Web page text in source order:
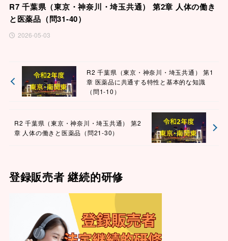
R7 千葉県（東京・神奈川・埼玉共通） 第2章 人体の働き
と医薬品（問31-40）
2026-05-03
R2 千葉県（東京・神奈川・埼玉共通） 第1
章 医薬品に共通する特性と基本的な知識
（問1-10）
R2 千葉県（東京・神奈川・埼玉共通） 第2
章 人体の働きと医薬品（問21-30）
登録販売者 継続的研修